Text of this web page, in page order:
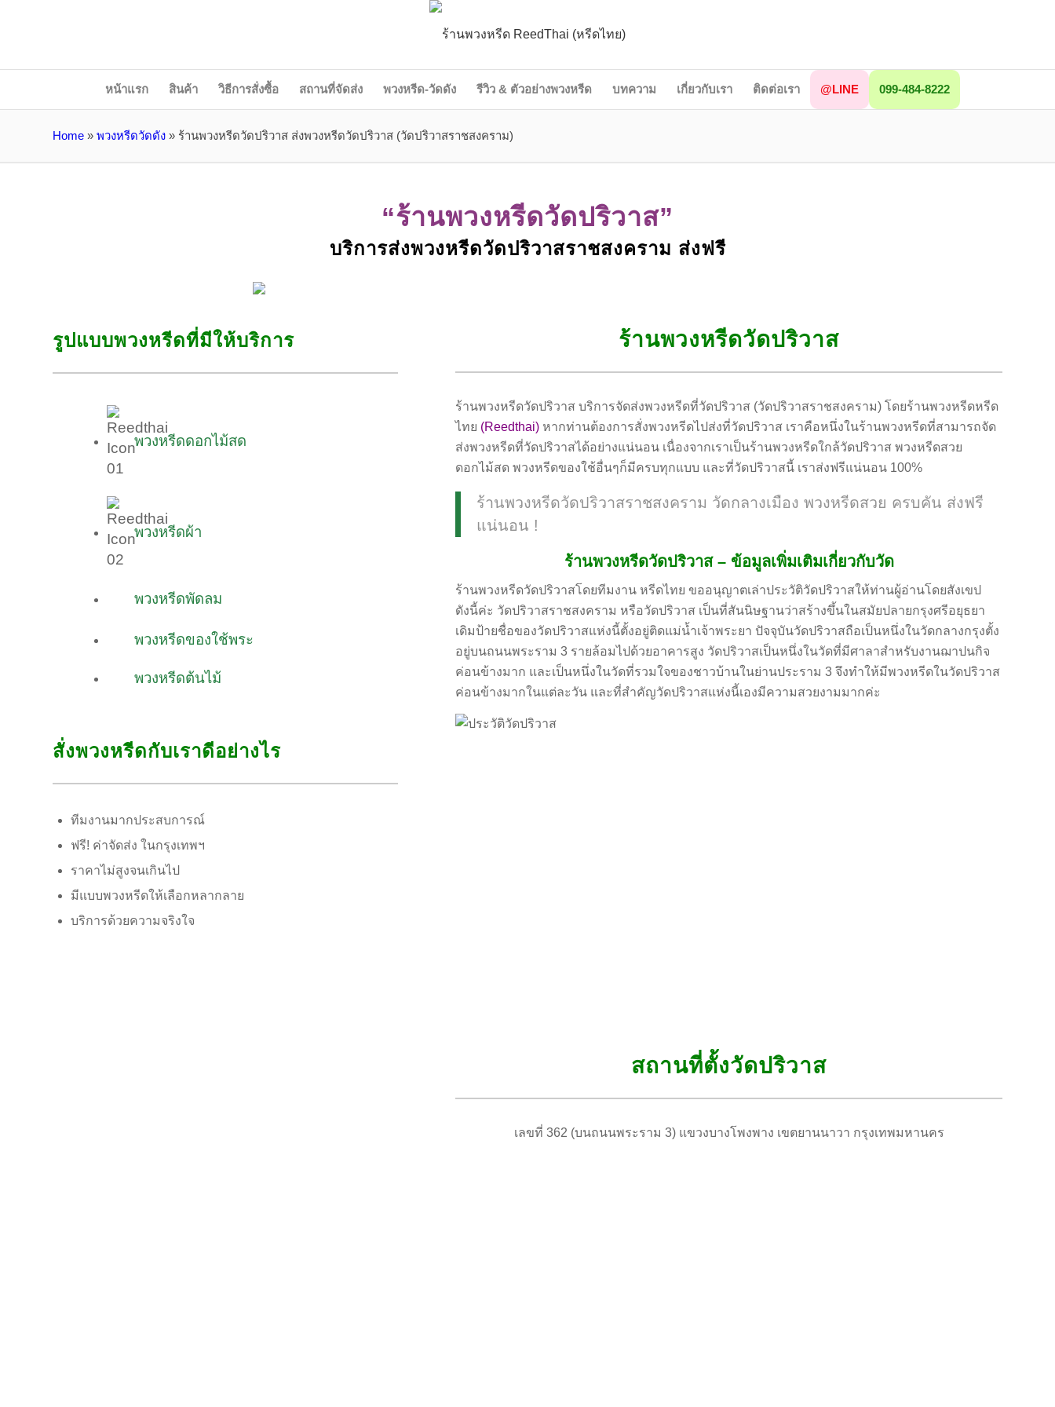
หน้าแรก สินค้า วิธีการสั่งซื้อ สถานที่จัดส่ง พวงหรีด-วัดดัง รีวิว & ตัวอย่างพวงหรีด บทความ เกี่ยวกับเรา ติดต่อเรา @LINE 099-484-8222
Home » พวงหรีดวัดดัง » ร้านพวงหรีดวัดปริวาส ส่งพวงหรีดวัดปริวาส (วัดปริวาสราชสงคราม)
“ร้านพวงหรีดวัดปริวาส”
บริการส่งพวงหรีดวัดปริวาสราชสงคราม ส่งฟรี
รูปแบบพวงหรีดที่มีให้บริการ
พวงหรีดดอกไม้สด
พวงหรีดผ้า
พวงหรีดพัดลม
พวงหรีดของใช้พระ
พวงหรีดต้นไม้
สั่งพวงหรีดกับเราดีอย่างไร
ทีมงานมากประสบการณ์
ฟรี! ค่าจัดส่ง ในกรุงเทพฯ
ราคาไม่สูงจนเกินไป
มีแบบพวงหรีดให้เลือกหลากลาย
บริการด้วยความจริงใจ
ร้านพวงหรีดวัดปริวาส
ร้านพวงหรีดวัดปริวาส บริการจัดส่งพวงหรีดที่วัดปริวาส (วัดปริวาสราชสงคราม) โดยร้านพวงหรีดหรีด
ไทย (Reedthai) หากท่านต้องการสั่งพวงหรีดไปส่งที่วัดปริวาส เราคือหนึ่งในร้านพวงหรีดที่สามารถจัด
ส่งพวงหรีดที่วัดปริวาสได้อย่างแน่นอน เนื่องจากเราเป็นร้านพวงหรีดใกล้วัดปริวาส พวงหรีดสวย
ดอกไม้สด พวงหรีดของใช้อื่นๆก็มีครบทุกแบบ และที่วัดปริวาสนี้ เราส่งฟรีแน่นอน 100%
ร้านพวงหรีดวัดปริวาสราชสงคราม วัดกลางเมือง พวงหรีดสวย ครบคัน ส่งฟรี
แน่นอน !
ร้านพวงหรีดวัดปริวาส – ข้อมูลเพิ่มเติมเกี่ยวกับวัด
ร้านพวงหรีดวัดปริวาสโดยทีมงาน หรีดไทย ขออนุญาตเล่าประวัติวัดปริวาสให้ท่านผู้อ่านโดยสังเขป
ดังนี้ค่ะ วัดปริวาสราชสงคราม หรือวัดปริวาส เป็นที่สันนิษฐานว่าสร้างขึ้นในสมัยปลายกรุงศรีอยุธยา
เดิมป้ายชื่อของวัดปริวาสแห่งนี้ตั้งอยู่ติดแม่น้ำเจ้าพระยา ปัจจุบันวัดปริวาสถือเป็นหนึ่งในวัดกลางกรุงตั้ง
อยู่บนถนนพระราม 3 รายล้อมไปด้วยอาคารสูง วัดปริวาสเป็นหนึ่งในวัดที่มีศาลาสำหรับงานฌาปนกิจ
ค่อนข้างมาก และเป็นหนึ่งในวัดที่รวมใจของชาวบ้านในย่านประราม 3 จึงทำให้มีพวงหรีดในวัดปริวาส
ค่อนข้างมากในแต่ละวัน และที่สำคัญวัดปริวาสแห่งนี้เองมีความสวยงามมากค่ะ
สถานที่ตั้งวัดปริวาส
เลขที่ 362 (บนถนนพระราม 3) แขวงบางโพงพาง เขตยานนาวา กรุงเทพมหานคร